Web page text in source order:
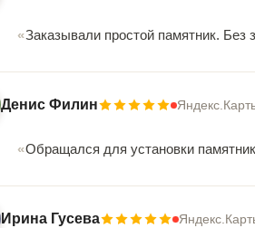
Заказывали простой памятник. Без
Денис Филин
Обращался для установки
Ирина Гусева